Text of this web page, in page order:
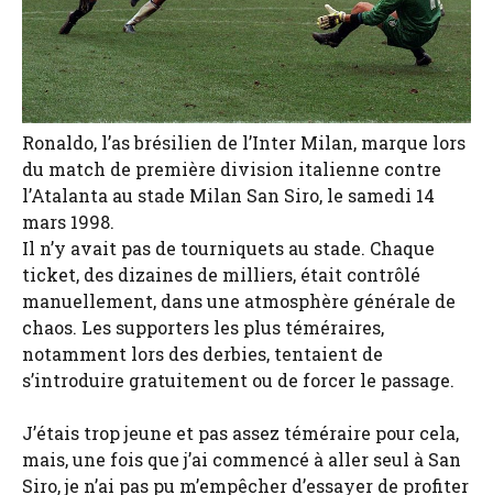
Ronaldo, l’as brésilien de l’Inter Milan, marque lors
du match de première division italienne contre
l’Atalanta au stade Milan San Siro, le samedi 14
mars 1998.
Il n’y avait pas de tourniquets au stade. Chaque
ticket, des dizaines de milliers, était contrôlé
manuellement, dans une atmosphère générale de
chaos. Les supporters les plus téméraires,
notamment lors des derbies, tentaient de
s’introduire gratuitement ou de forcer le passage.
J’étais trop jeune et pas assez téméraire pour cela,
mais, une fois que j’ai commencé à aller seul à San
Siro, je n’ai pas pu m’empêcher d’essayer de profiter